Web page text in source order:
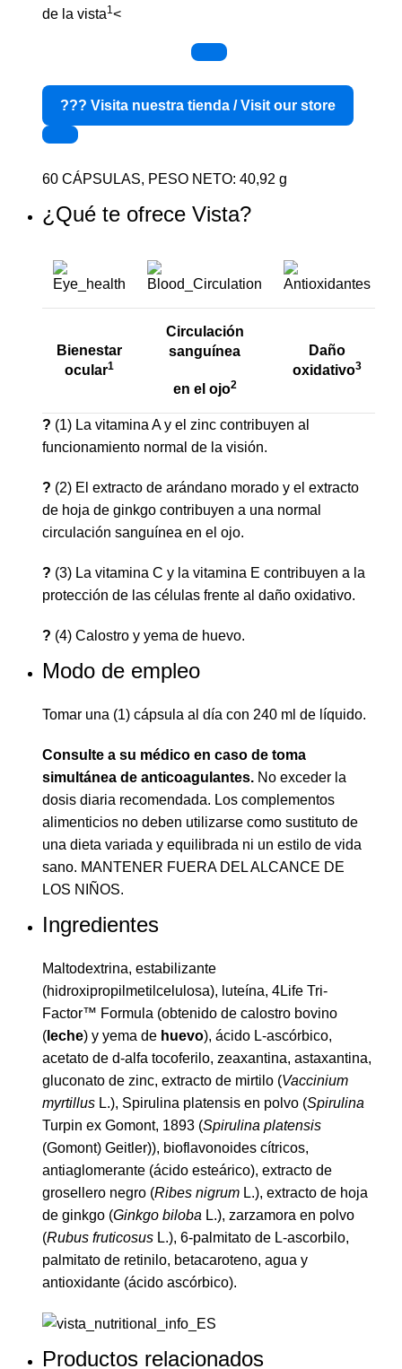
de la vista1 <
??? Visita nuestra tienda / Visit our store
60 CÁPSULAS, PESO NETO: 40,92 g
¿Qué te ofrece Vista?
Bienestar
ocular1
Circulación
sanguínea
en el ojo2
Daño
oxidativo3
? (1) La vitamina A y el zinc contribuyen al
funcionamiento normal de la visión.
? (2) El extracto de arándano morado y el extracto
de hoja de ginkgo contribuyen a una normal
circulación sanguínea en el ojo.
? (3) La vitamina C y la vitamina E contribuyen a la
protección de las células frente al daño oxidativo.
? (4) Calostro y yema de huevo.
Modo de empleo
Tomar una (1) cápsula al día con 240 ml de líquido.
Consulte a su médico en caso de toma
simultánea de anticoagulantes. No exceder la
dosis diaria recomendada. Los complementos
alimenticios no deben utilizarse como sustituto de
una dieta variada y equilibrada ni un estilo de vida
sano. MANTENER FUERA DEL ALCANCE DE
LOS NIÑOS.
Ingredientes
Maltodextrina, estabilizante
(hidroxipropilmetilcelulosa), luteína, 4Life Tri-
Factor™ Formula (obtenido de calostro bovino
( leche) y yema de huevo), ácido L-ascórbico,
acetato de d-alfa tocoferilo, zeaxantina, astaxantina,
gluconato de zinc, extracto de mirtilo (Vaccinium
myrtillus L.), Spirulina platensis en polvo (Spirulina
Turpin ex Gomont, 1893 (Spirulina platensis
(Gomont) Geitler)), bioflavonoides cítricos,
antiaglomerante (ácido esteárico), extracto de
grosellero negro (Ribes nigrum L.), extracto de hoja
de ginkgo (Ginkgo biloba L.), zarzamora en polvo
(Rubus fruticosus L.), 6-palmitato de L-ascorbilo,
palmitato de retinilo, betacaroteno, agua y
antioxidante (ácido ascórbico).
Productos relacionados